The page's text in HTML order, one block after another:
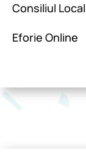
Consiliul
Eforie Online